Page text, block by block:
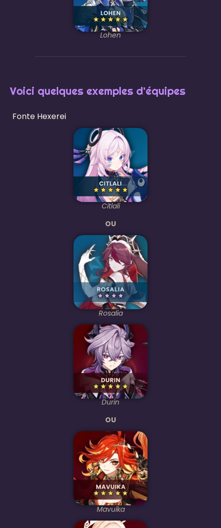
Lohen
Voici quelques exemples d'équipes
Fonte Hexerei
Citlali
OU
Rosalia
Durin
OU
Mavuika